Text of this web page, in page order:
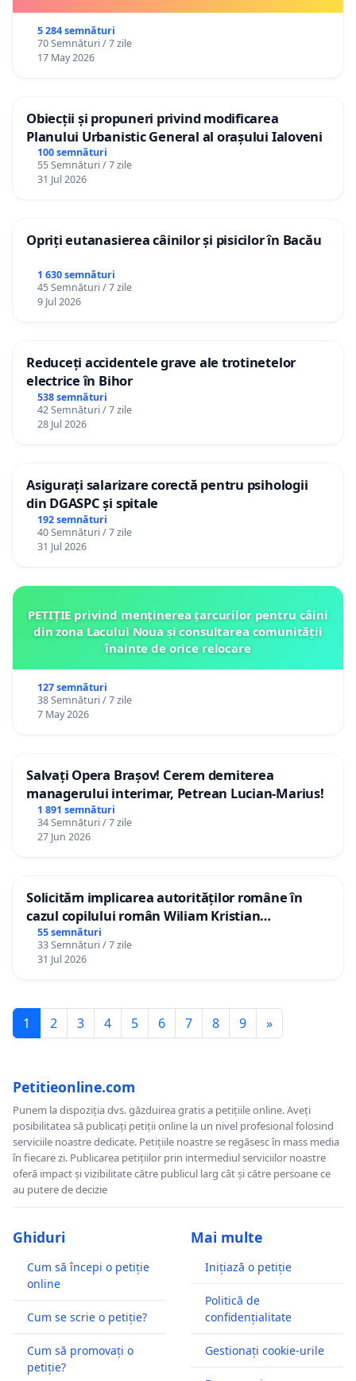
5 284 semnături
70 Semnături / 7 zile
17 May 2026
Obiecții și propuneri privind modificarea
Planului Urbanistic General al orașului Ialoveni
100 semnături
55 Semnături / 7 zile
31 Jul 2026
Opriți eutanasierea câinilor și pisicilor în Bacău
1 630 semnături
45 Semnături / 7 zile
9 Jul 2026
Reduceți accidentele grave ale trotinetelor
electrice în Bihor
538 semnături
42 Semnături / 7 zile
28 Jul 2026
Asigurați salarizare corectă pentru psihologii
din DGASPC și spitale
192 semnături
40 Semnături / 7 zile
31 Jul 2026
PETIȚIE privind menținerea țarcurilor pentru câini
din zona Lacului Noua și consultarea comunității
înainte de orice relocare
127 semnături
38 Semnături / 7 zile
7 May 2026
Salvați Opera Brașov! Cerem demiterea
managerului interimar, Petrean Lucian-Marius!
1 891 semnături
34 Semnături / 7 zile
27 Jun 2026
Solicităm implicarea autorităților române în
cazul copilului român Wiliam Kristian
Gheorghe, aflat în plasament în Danemarca de
12 ani
55 semnături
33 Semnături / 7 zile
31 Jul 2026
1 2 3 4 5 6 7 8 9 »
Petitieonline.com
Punem la dispoziția dvs. găzduirea gratis a petițiile online. Aveți
posibilitatea să publicați petiții online la un nivel profesional folosind
serviciile noastre dedicate. Petițiile noastre se regăsesc în mass media
în fiecare zi. Publicarea petițiilor prin intermediul serviciilor noastre
oferă impact și vizibilitate către publicul larg cât și către persoane ce
au putere de decizie
Ghiduri
Cum să începi o petiție
online
Cum se scrie o petiție?
Cum să promovați o
petiție?
Mai multe
Inițiază o petiție
Politică de
confidențialitate
Gestionați cookie-urile